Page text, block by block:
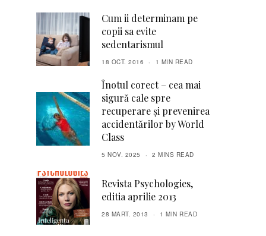
Cum ii determinam pe
copii sa evite
sedentarismul
18 OCT. 2016 1 MIN READ
Înotul corect – cea mai
sigură cale spre
recuperare și prevenirea
accidentărilor by World
Class
5 NOV. 2025 2 MINS READ
Revista Psychologies,
editia aprilie 2013
28 MART. 2013 1 MIN READ